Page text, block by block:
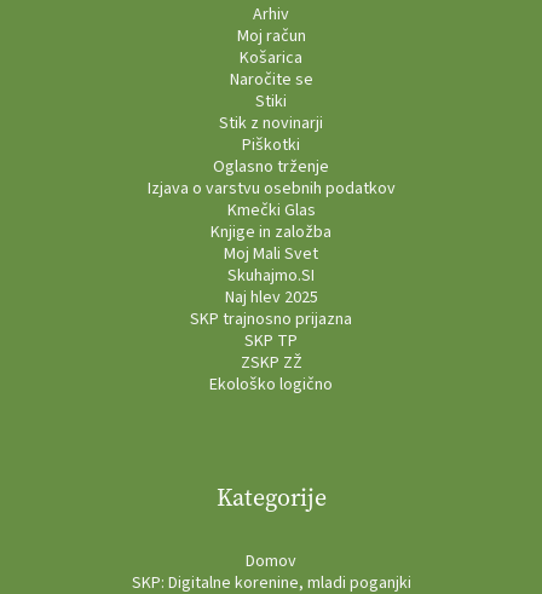
Arhiv
Moj račun
Košarica
Naročite se
Stiki
Stik z novinarji
Piškotki
Oglasno trženje
Izjava o varstvu osebnih podatkov
Kmečki Glas
Knjige in založba
Moj Mali Svet
Skuhajmo.SI
Naj hlev 2025
SKP trajnosno prijazna
SKP TP
ZSKP ZŽ
Ekološko logično
Kategorije
Domov
SKP: Digitalne korenine, mladi poganjki